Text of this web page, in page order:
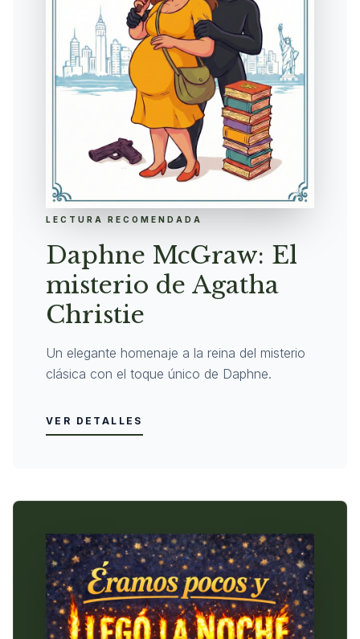
LECTURA RECOMENDADA
Daphne McGraw: El
misterio de Agatha
Christie
Un elegante homenaje a la reina del misterio
clásica con el toque único de Daphne.
VER DETALLES